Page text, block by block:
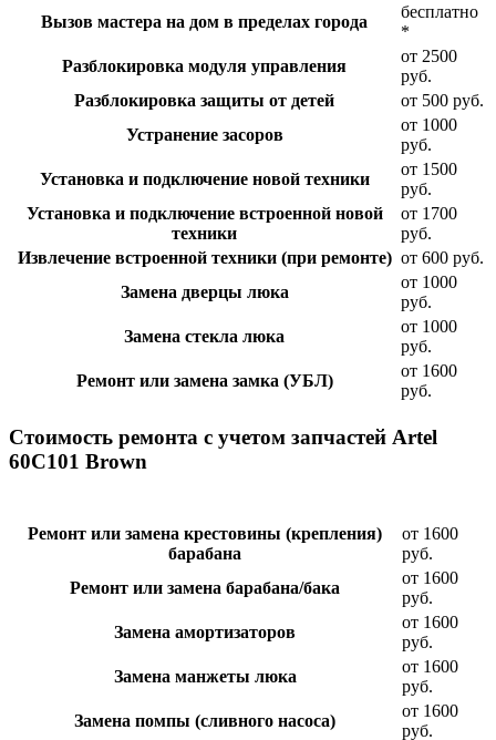
Вызов мастера на дом в пределах города
бесплатно
*
Разблокировка модуля управления
от 2500
руб.
Разблокировка защиты от детей
от 500 руб.
Устранение засоров
от 1000
руб.
Установка и подключение новой техники
от 1500
руб.
Установка и подключение встроенной новой
техники
от 1700
руб.
Извлечение встроенной техники (при ремонте) от 600 руб.
Замена дверцы люка
от 1000
руб.
Замена стекла люка
от 1000
руб.
Ремонт или замена замка (УБЛ)
от 1600
руб.
Стоимость ремонта с учетом запчастей Artel
60С101 Brown
Ремонт или замена крестовины (крепления)
барабана
от 1600
руб.
Ремонт или замена барабана/бака
от 1600
руб.
Замена амортизаторов
от 1600
руб.
Замена манжеты люка
от 1600
руб.
Замена помпы (сливного насоса)
от 1600
руб.